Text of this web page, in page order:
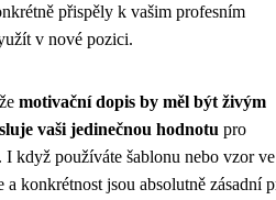
přispěly k vašim profesním
v nové pozici.
motivační dopis by měl být živým
vaši jedinečnou hodnotu pro
I když používáte šablonu nebo vzor ve
konkrétnost jsou absolutně zásadní